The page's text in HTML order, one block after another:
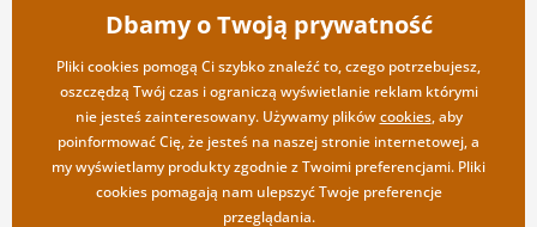
Warunki handlowe i
reklamacyjne
Prywatność
Opcje wysyłki i płatności
Zwrot towarów
Często zadawane pytania
Kontakt
Współpraca hurtowa
Dbamy o Twoją prywatność
Pliki cookies pomogą Ci szybko znaleźć to, czego potrzebujesz,
oszczędzą Twój czas i ograniczą wyświetlanie reklam którymi
nie jesteś zainteresowany. Używamy plikówcookies, aby
poinformować Cię, że jesteś na naszej stronie internetowej, a
my wyświetlamy produkty zgodnie z Twoimi preferencjami. Pliki
cookies pomagają nam ulepszyć Twoje preferencje
przeglądania.